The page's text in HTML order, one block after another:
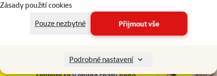
Zásady použití cookies
Pouze nezbytné
Přijmout vše
Podrobné nastavení
Potřebujete poradit?
Náš tým Super zoo je tady pro vás
Po–Pá 7:00 – 18:00